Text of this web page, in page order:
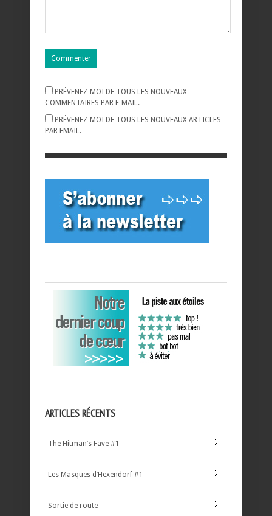
PRÉVENEZ-MOI DE TOUS LES NOUVEAUX
COMMENTAIRES PAR E-MAIL.
PRÉVENEZ-MOI DE TOUS LES NOUVEAUX ARTICLES
PAR EMAIL.
ARTICLES RÉCENTS
The Hitman’s Fave #1
Les Masques d’Hexendorf #1
Sortie de route